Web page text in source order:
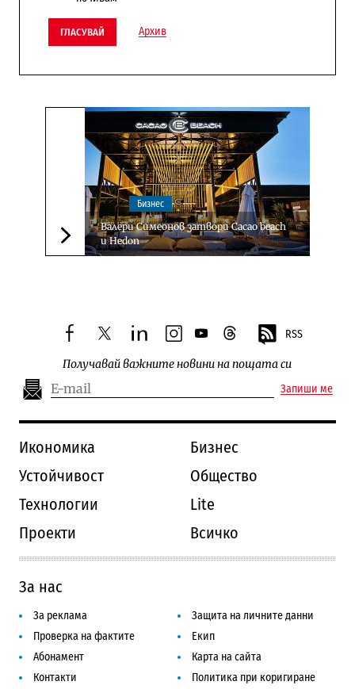
ГЛАСУВАЙ Архив
Следваща новина
Бизнес
Валери Симеонов затвори Cacao beach
и Hedon
facebooktwitterlinkedininstagram
youtubethreads RSS
Получавай важните новини на пощата си
Запиши ме
Икономика
Бизнес
Устойчивост
Общество
Технологии
Lite
Проекти
Всичко
За нас
За реклама
Защита на личните данни
Проверка на фактите
Екип
Абонамент
Карта на сайта
Контакти
Политика при коригиране